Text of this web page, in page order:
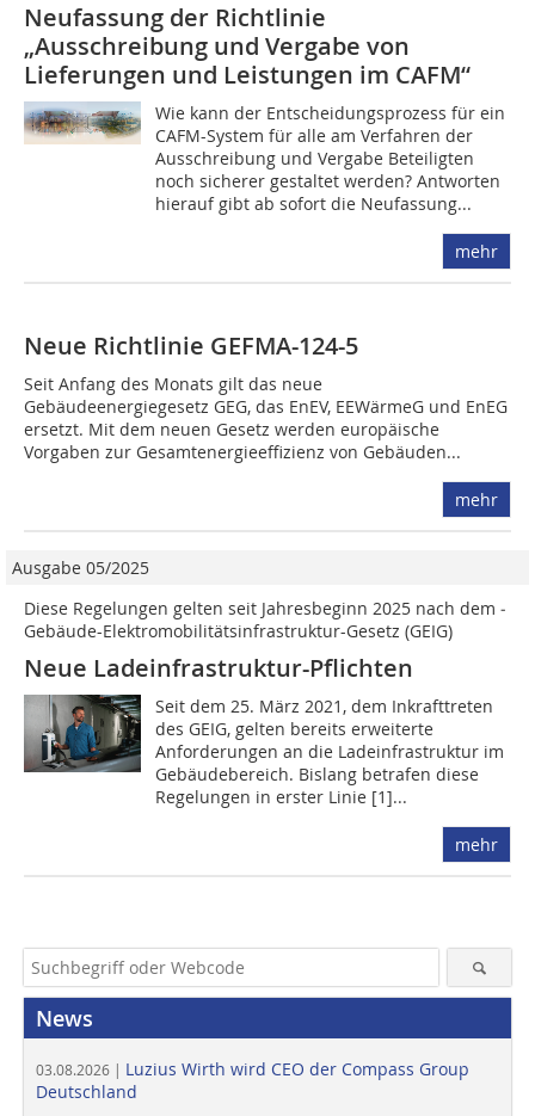
Neufassung der Richtlinie
„Ausschreibung und Vergabe von
Lieferungen und Leistungen im CAFM“
Wie kann der Entscheidungsprozess für ein
CAFM-System für alle am Verfahren der
Ausschreibung und Vergabe Beteiligten
noch sicherer gestaltet werden? Antworten
hierauf gibt ab sofort die Neufassung...
mehr
Neue Richtlinie GEFMA-124-5
Seit Anfang des Monats gilt das neue
Gebäudeenergiegesetz GEG, das EnEV, EEWärmeG und EnEG
ersetzt. Mit dem neuen Gesetz werden europäische
Vorgaben zur Gesamtenergieeffizienz von Gebäuden...
mehr
Ausgabe 05/2025
Diese Regelungen gelten seit Jahresbeginn 2025 nach dem ­
Gebäude-Elektromobilitätsinfrastruktur-Gesetz (GEIG)
Neue Ladeinfrastruktur-Pflichten
Seit dem 25. März 2021, dem Inkrafttreten
des GEIG, gelten bereits erweiterte
Anforderungen an die Ladeinfrastruktur im
Gebäudebereich. Bislang betrafen diese
Regelungen in erster Linie [1]...
mehr
News
03.08.2026 | Luzius Wirth wird CEO der Compass Group
Deutschland